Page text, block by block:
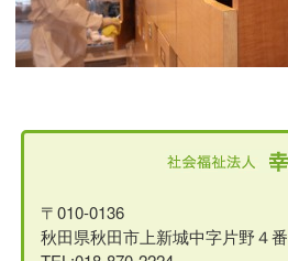
〒010-0136
秋田県秋田市上新城中字片野４番